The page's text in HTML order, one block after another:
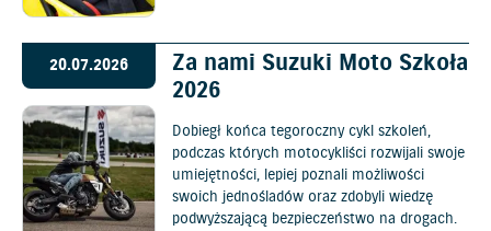
20.07.2026
Za nami Suzuki Moto Szkoła
2026
Dobiegł końca tegoroczny cykl szkoleń,
podczas których motocykliści rozwijali swoje
umiejętności, lepiej poznali możliwości
swoich jednośladów oraz zdobyli wiedzę
podwyższającą bezpieczeństwo na drogach.